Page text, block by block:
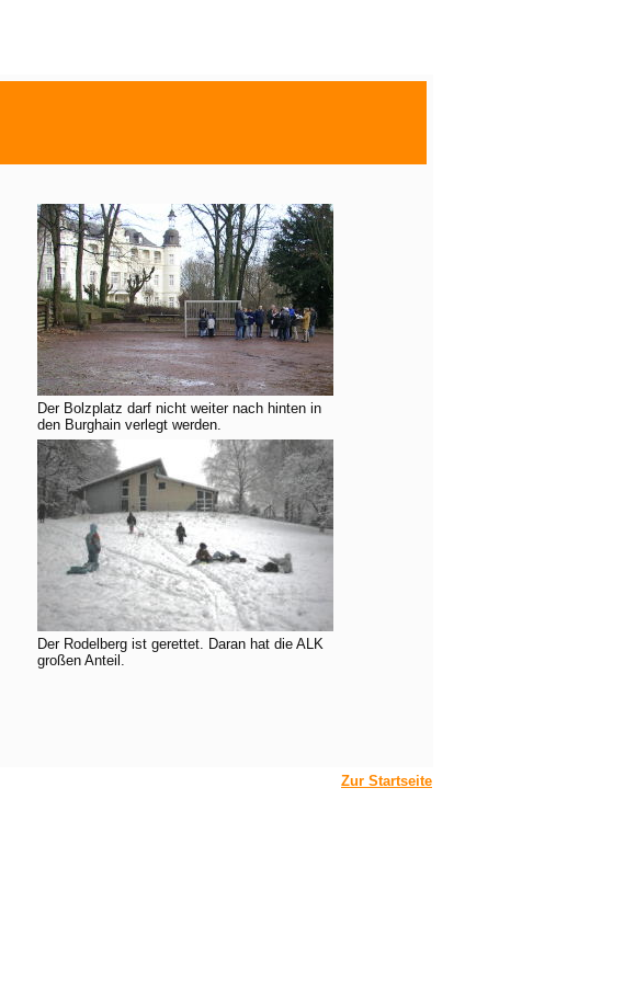
Der Bolzplatz darf nicht weiter nach hinten in
den Burghain verlegt werden.
Der Rodelberg ist gerettet. Daran hat die ALK
großen Anteil.
Zur Startseite